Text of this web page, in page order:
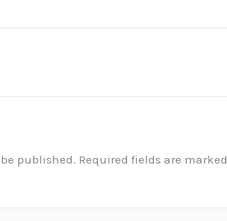
published. Required fields are marked